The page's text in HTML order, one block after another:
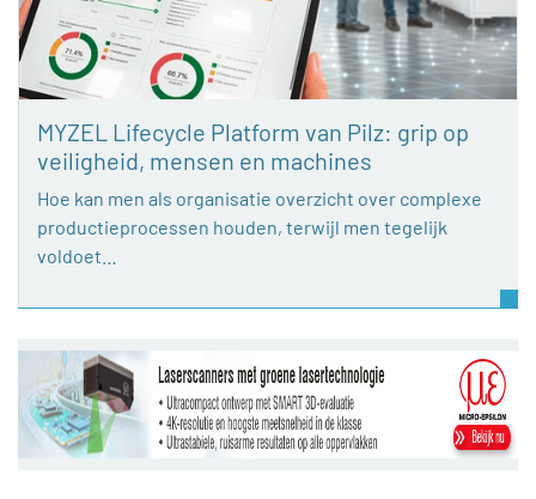
MYZEL Lifecycle Platform van Pilz: grip op
veiligheid, mensen en machines
Hoe kan men als organisatie overzicht over complexe
productieprocessen houden, terwijl men tegelijk
voldoet…